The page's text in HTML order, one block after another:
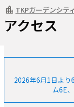
TKPガーデンシテ
アクセス
2026年6月1日より
ム6E